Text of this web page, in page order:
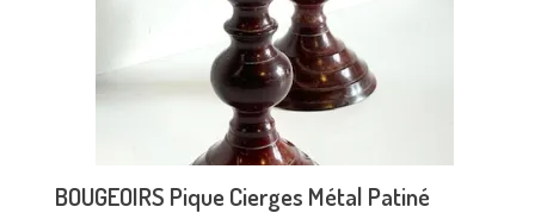
BOUGEOIRS Pique Cierges Métal Patiné